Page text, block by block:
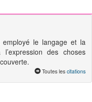
le langage et la
des choses
Toutes les citations